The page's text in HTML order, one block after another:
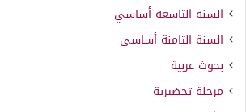
السنة التاسعة أساسي
السنة الثامنة أساسي
بحوث عربية
مرحلة تحضيرية